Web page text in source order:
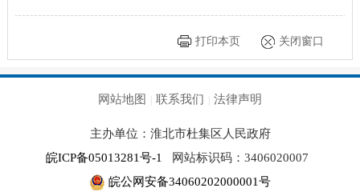
打印本页 关闭窗口
网站地图 联系我们 法律声明
主办单位：淮北市杜集区人民政府
皖ICP备05013281号-1
网站标识码：3406020007
皖公网安备34060202000001号